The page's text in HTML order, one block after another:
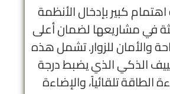
كبير بإدخال الأنظمة
في مشاريعها لضمان أعلى
والأمان للزوار. تشمل هذه
الذكي الذي يضبط درجة
الطاقة تلقائياً، والإضاءة